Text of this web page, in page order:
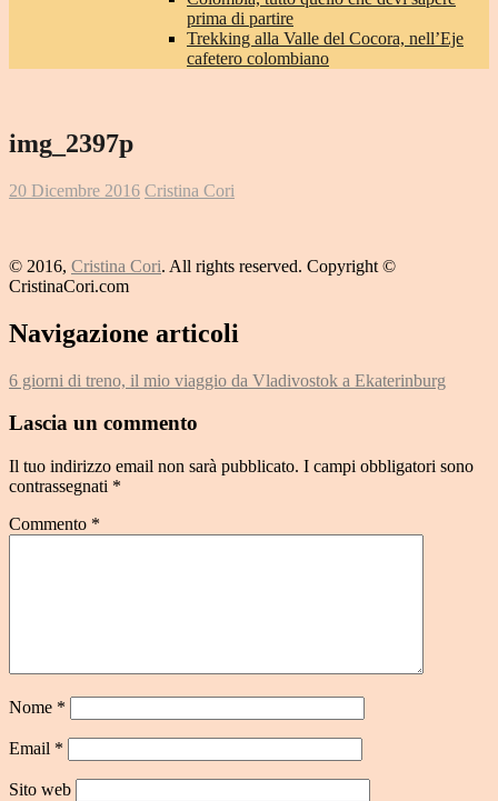
prima di partire
Trekking alla Valle del Cocora, nell’Eje
cafetero colombiano
img_2397p
20 Dicembre 2016 Cristina Cori
© 2016, Cristina Cori. All rights reserved. Copyright ©
CristinaCori.com
Navigazione articoli
6 giorni di treno, il mio viaggio da Vladivostok a Ekaterinburg
Lascia un commento
Il tuo indirizzo email non sarà pubblicato. I campi obbligatori sono
contrassegnati *
Commento *
Nome *
Email *
Sito web